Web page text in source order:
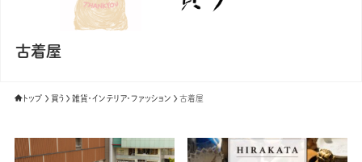
古着屋
トップ 買う 雑貨・インテリア・ファッション 古着屋